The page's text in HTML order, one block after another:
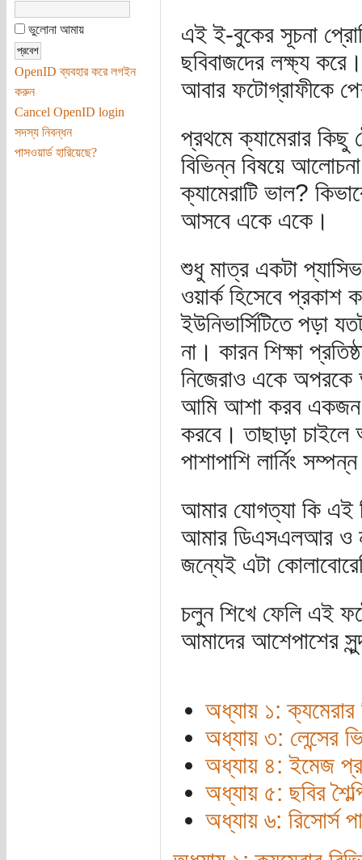
ভুলোনা আমায়
OpenID ব্যবহার করে লগইন
করুন
Cancel OpenID login
সদস্য নিবন্ধন
পাসওয়ার্ড হারিয়েছে?
এই ই-বুকের সূচনা
ছবিবাজদের লক্ষ্য
আবার ফটোগ্রাফীকে
প্রথমে ক্যামেরার
বিভিন্ন বিষয়ে
ক্যামেরাটি ভাল?
আসবে একে একে।
শুধু মাত্র একটা
ওয়ার্ক হিসেবে
ইউনিভার্সিটিতে পড়া
না। কারন শিক্ষা
নিজেরাও একে
আমি আশা করব একজন
করবে। তাছাড়া
পাশাপাশি লার্নিং
আমার যোগত্যা কি এই
আমার ডিএসএলআর ও
জন্যেই এটা
চলুন শিখে ফেলি এই
আমাদের আশেপাশের
অধ্যায় ১: ক্যমেরার
অধ্যায় ৩: লেন্সের
অধ্যায় ৪: ইমেজ
অধ্যায় ৫: ছবির
অধ্যায় ৬: রিসোর্স